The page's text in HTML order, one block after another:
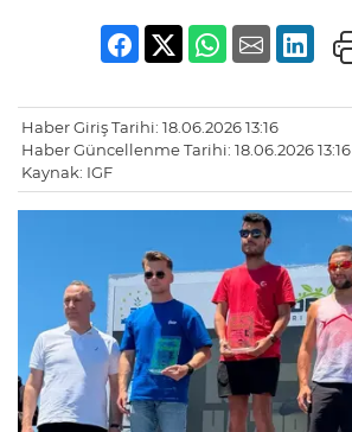
Haber Giriş Tarihi: 18.06.2026 13:16
Haber Güncellenme Tarihi: 18.06.2026 13:16
Kaynak: IGF